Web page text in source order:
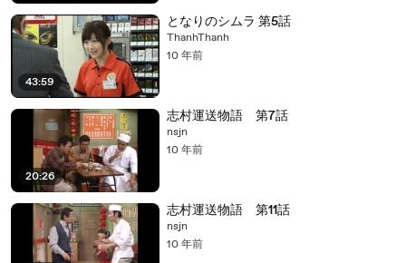
43:59
となりのシムラ 第5話
ThanhThanh
10 年前
20:26
志村運送物語 第7話
nsjn
10 年前
志村運送物語 第11話
nsjn
10 年前